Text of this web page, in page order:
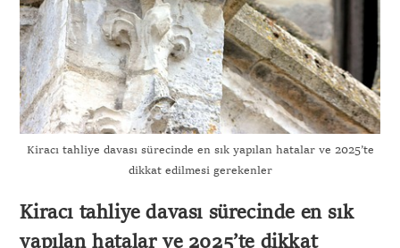
Kiracı tahliye davası sürecinde en sık yapılan hatalar ve 2025’te
dikkat edilmesi gerekenler
Kiracı tahliye davası sürecinde en sık
yapılan hatalar ve 2025’te dikkat